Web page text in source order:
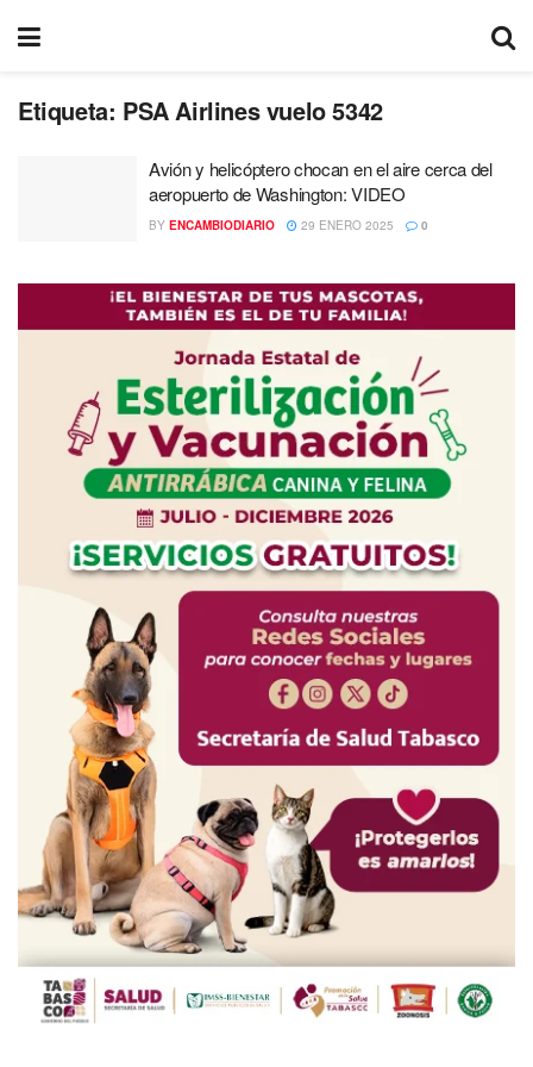
Etiqueta: PSA Airlines vuelo 5342
Avión y helicóptero chocan en el aire cerca del
aeropuerto de Washington: VIDEO
BY ENCAMBIODIARIO 29 ENERO 2025 0